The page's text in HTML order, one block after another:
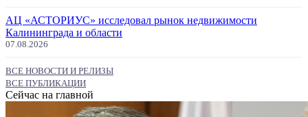
АЦ «АСТОРИУС» исследовал рынок недвижимости
Калининграда и области
07.08.2026
ВСЕ НОВОСТИ И РЕЛИЗЫ
ВСЕ ПУБЛИКАЦИИ
Сейчас на главной